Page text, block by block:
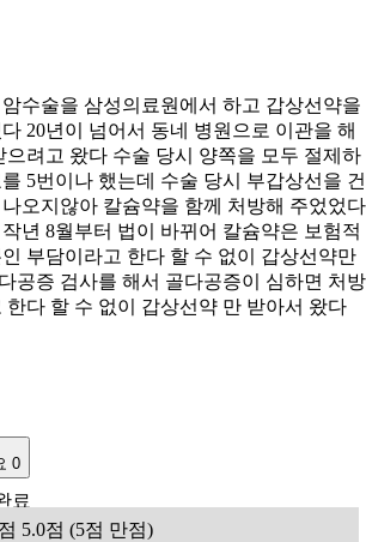
암수술을 삼성의료원에서 하고 갑상선약을
20년이 넘어서 동네 병원으로 이관을 해
으려고 왔다 수술 당시 양쪽을 모두 절제하
5번이나 했는데 수술 당시 부갑상선을 건
오지않아 칼슘약을 함께 처방해 주었었다
년 8월부터 법이 바뀌어 칼슘약은 보험적
부담이라고 한다 할 수 없이 갑상선약만
공증 검사를 해서 골다공증이 심하면 처방
한다 할 수 없이 갑상선약 만 받아서 왔다
0
료
5.0점 (5점 만점)